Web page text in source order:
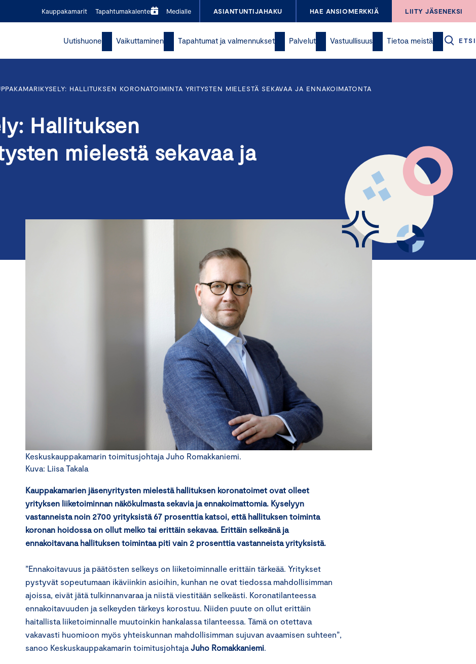
Kauppakamarit Tapahtumakalenteri Medialle ASIANTUNTIJAHAKU HAE ANSIOMERKKIÄ LIITY JÄSENEKSI
Uutishuone Vaikuttaminen Tapahtumat ja valmennukset Palvelut Vastuullisuus Tietoa meistä ETSI
HALLITUKSEN KORONATOIMINTA YRITYSTEN MIELESTÄ SEKAVAA JA ENNAKOIMATONTA
Hallituksen
mielestä sekavaa ja
Keskuskauppakamarin toimitusjohtaja Juho Romakkaniemi.
Kuva: Liisa Takala
Kauppakamarien jäsenyritysten mielestä hallituksen koronatoimet ovat olleet
yrityksen liiketoiminnan näkökulmasta sekavia ja ennakoimattomia. Kyselyyn
vastanneista noin 2700 yrityksistä 67 prosenttia katsoi, että hallituksen toiminta
koronan hoidossa on ollut melko tai erittäin sekavaa. Erittäin selkeänä ja
ennakoitavana hallituksen toimintaa piti vain 2 prosenttia vastanneista yrityksistä.
”Ennakoitavuus ja päätösten selkeys on liiketoiminnalle erittäin tärkeää. Yritykset
pystyvät sopeutumaan ikäviinkin asioihin, kunhan ne ovat tiedossa mahdollisimman
ajoissa, eivät jätä tulkinnanvaraa ja niistä viestitään selkeästi. Koronatilanteessa
ennakoitavuuden ja selkeyden tärkeys korostuu. Niiden puute on ollut erittäin
haitallista liiketoiminnalle muutoinkin hankalassa tilanteessa. Tämä on otettava
vakavasti huomioon myös yhteiskunnan mahdollisimman sujuvan avaamisen suhteen”,
sanoo Keskuskauppakamarin toimitusjohtaja Juho Romakkaniemi.